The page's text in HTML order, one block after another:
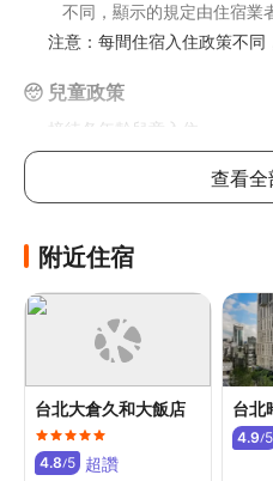
不同，顯示的規定由住宿業
注意：每間住宿入住政策不同
兒童政策
接待各年齡兒童入住
不含餐食
每房最多可容納2位17歲或
多兒童入住，請參考以下
恕不可加床
如有兒童或額外房客一同
詢飯店
查看
附近住宿
台北大倉久和大飯店
4.8/5 超讚
台北
4.9/5